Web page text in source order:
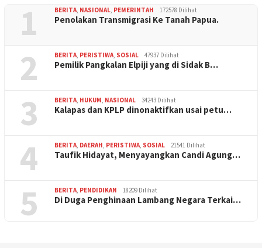
1 BERITA, NASIONAL, PEMERINTAH 172578 Dilihat
Penolakan Transmigrasi Ke Tanah Papua.
2 BERITA, PERISTIWA, SOSIAL 47937 Dilihat
Pemilik Pangkalan Elpiji yang di Sidak B…
3 BERITA, HUKUM, NASIONAL 34243 Dilihat
Kalapas dan KPLP dinonaktifkan usai petu…
4 BERITA, DAERAH, PERISTIWA, SOSIAL 21541 Dilihat
Taufik Hidayat, Menyayangkan Candi Agung…
5 BERITA, PENDIDIKAN 18209 Dilihat
Di Duga Penghinaan Lambang Negara Terkai…